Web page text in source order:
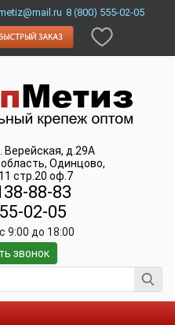
8 (800) 555-02-05
Верейская, д.29А
Одинцово,
стр.20 оф.7
88-83
02-05
9:00 до 18:00
звонок